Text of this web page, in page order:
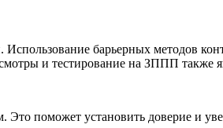
Использование барьерных методов
и тестирование на ЗППП также
Это поможет установить доверие и